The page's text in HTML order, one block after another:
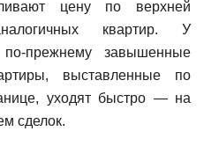
цену по верхней
квартир. У
прежнему завышенные
выставленные по
уходят быстро — на
сделок.